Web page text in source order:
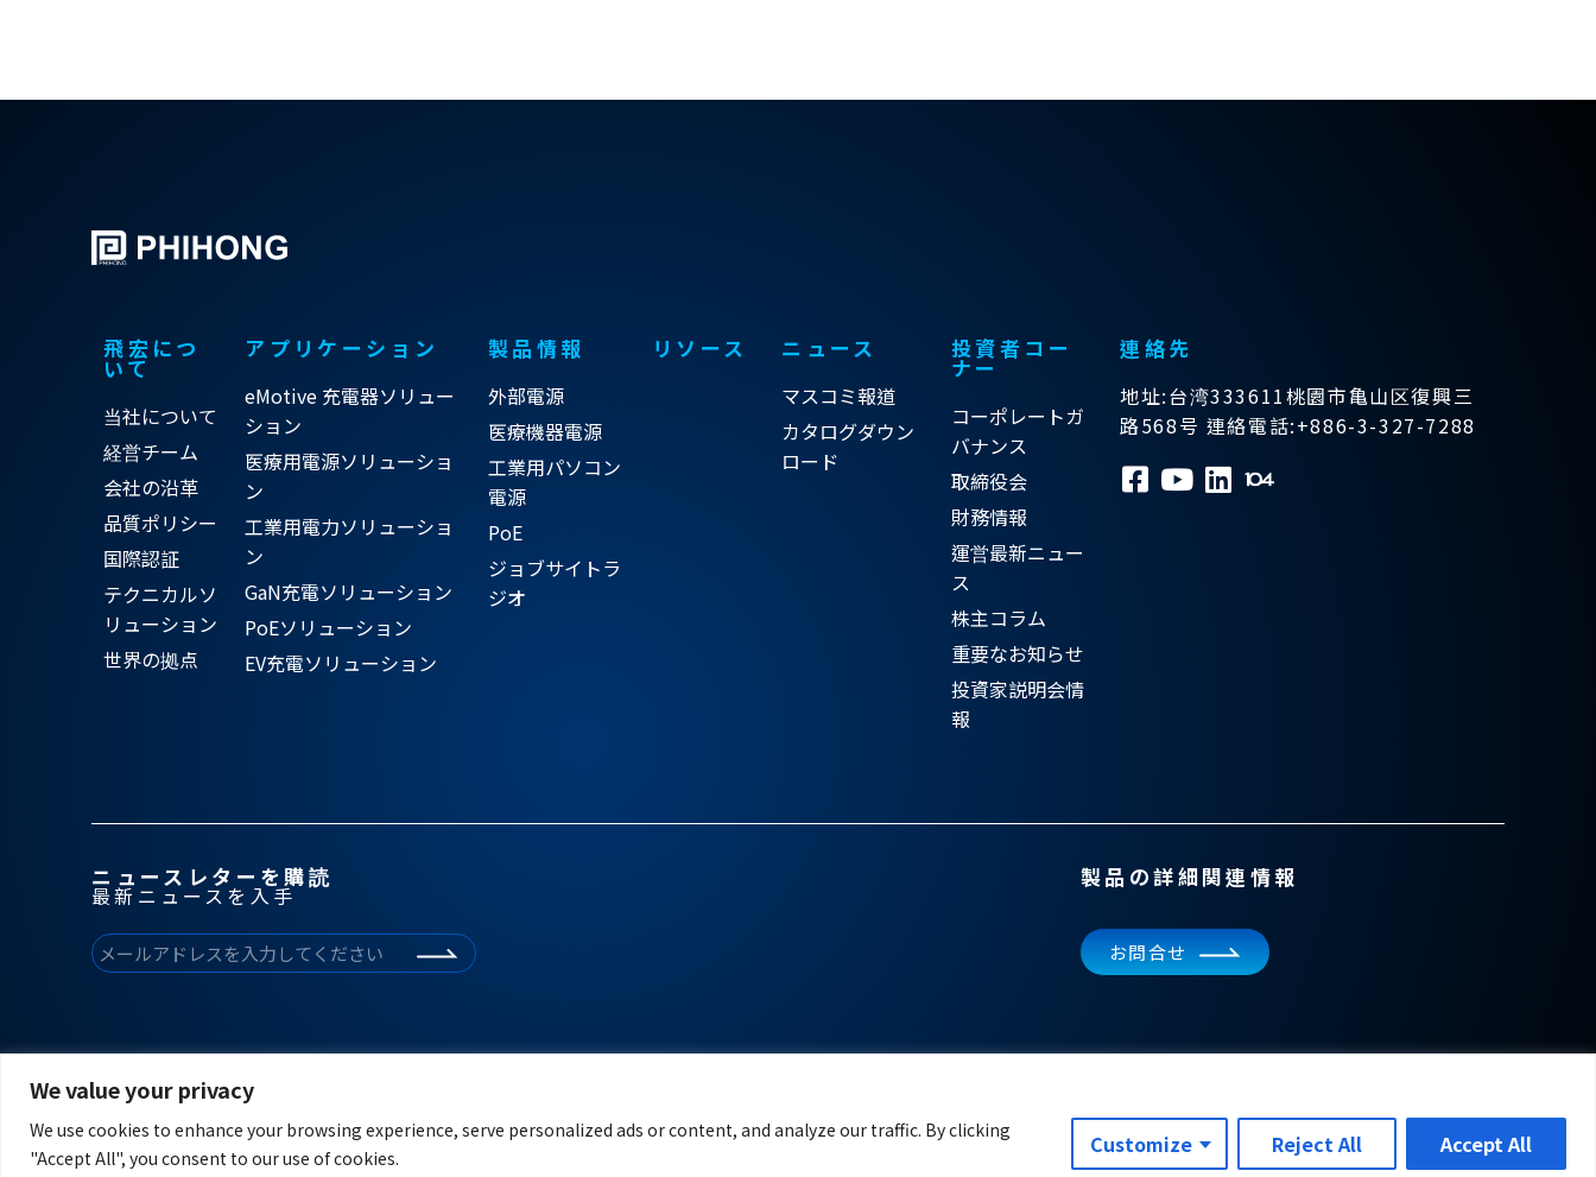
We value your privacy
We use cookies to enhance your browsing experience, serve personalized ads or content, and analyze our traffic. By clicking
"Accept All", you consent to our use of cookies.
Customize Reject All Accept All
飛宏につ
いて
当社について
経営チーム
会社の沿革
品質ポリシー
国際認証
テクニカルソ
リューション
世界の拠点
アプリケーション
eMotive 充電器ソリュー
ション
医療用電源ソリューショ
ン
工業用電力ソリューショ
ン
GaN充電ソリューション
PoEソリューション
EV充電ソリューション
製品情報
外部電源
医療機器電源
工業用パソコン
電源
PoE
ジョブサイトラ
ジオ
リソース ニュース
マスコミ報道
カタログダウン
ロード
投資者コー
ナー
コーポレートガ
バナンス
取締役会
財務情報
運営最新ニュー
ス
株主コラム
重要なお知らせ
投資家説明会情
報
連絡先
地址:台湾333611桃園市亀山区復興三
路568号 連絡電話:+886-3-327-7288
ニュースレターを購読
最新ニュースを入手
製品の詳細関連情報
お問合せ